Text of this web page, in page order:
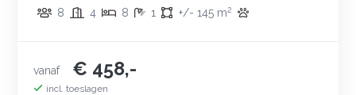
8 4 8 1 +/- 145 m2
vanaf € 458,-
incl. toeslagen